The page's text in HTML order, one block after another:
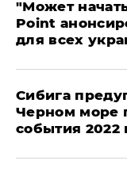
"Может
Point
для всех
Сибига
Черном море
события 2022